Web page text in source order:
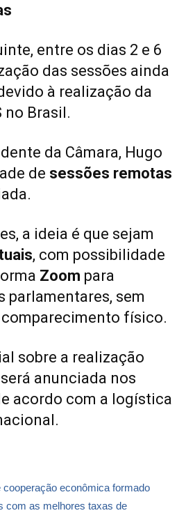
entre os dias 2 e 6
das sessões ainda
à realização da
no Brasil.
da Câmara, Hugo
de sessões remotas
a ideia é que sejam
, com possibilidade
Zoom para
parlamentares, sem
físico.
sobre a realização
anunciada nos
acordo com a logística
cooperação econômica formado
com as melhores taxas de